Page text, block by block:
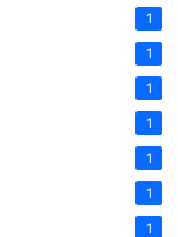
1
1
1
1
1
1
1